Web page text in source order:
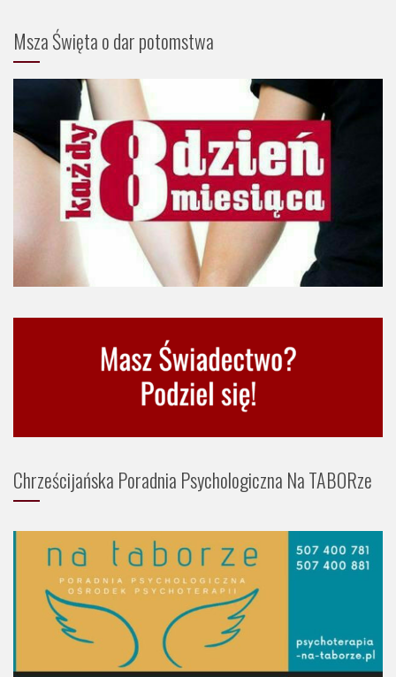
Msza Święta o dar potomstwa
Chrześcijańska Poradnia Psychologiczna Na TABORze